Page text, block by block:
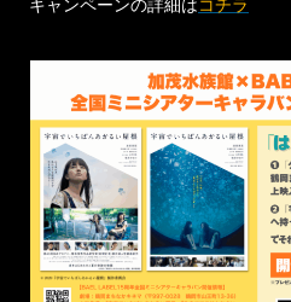
キャンペーンの詳細はコチラ